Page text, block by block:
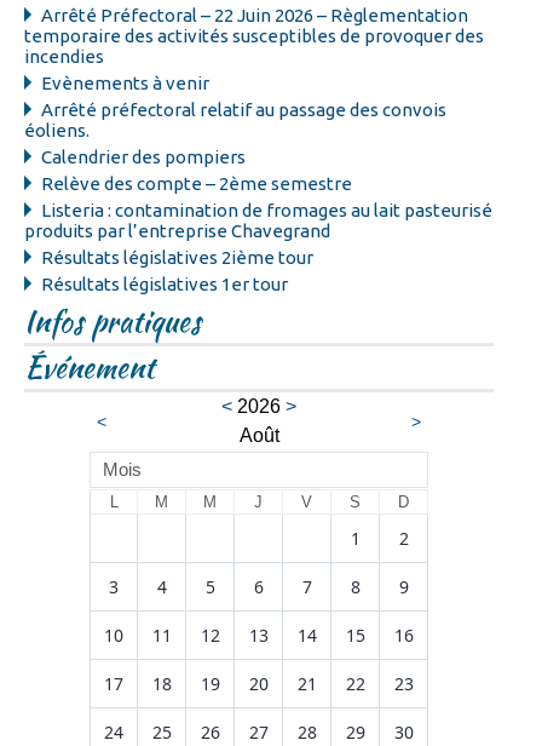
Arrêté Préfectoral – 22 Juin 2026 – Règlementation
temporaire des activités susceptibles de provoquer des
incendies
Evènements à venir
Arrêté préfectoral relatif au passage des convois
éoliens.
Calendrier des pompiers
Relève des compte – 2ème semestre
Listeria : contamination de fromages au lait pasteurisé
produits par l’entreprise Chavegrand
Résultats législatives 2ième tour
Résultats législatives 1er tour
Infos pratiques
Événement
<
< 2026 >
Août
>
Mois
L M M J V S D
1 2
3 4 5 6 7 8 9
10 11 12 13 14 15 16
17 18 19 20 21 22 23
24 25 26 27 28 29 30